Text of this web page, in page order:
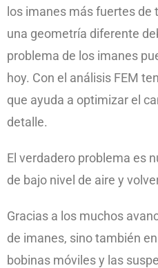
los imanes más fuertes de
una geometría diferente
problema de los imanes
hoy. Con el análisis FEM
que ayuda a optimizar el
detalle.
El verdadero problema es
de bajo nivel de aire y
Gracias a los muchos
de imanes, sino también
bobinas móviles y las